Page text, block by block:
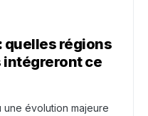
quelles régions
intégreront ce
une évolution majeure